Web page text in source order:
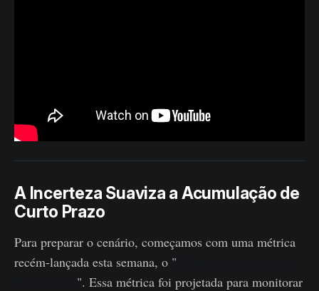
A Incerteza Suaviza a Acumulação de
Curto Prazo
Para preparar o cenário, começamos com uma métrica
recém-lançada esta semana, o "
". Essa métrica foi projetada para monitorar